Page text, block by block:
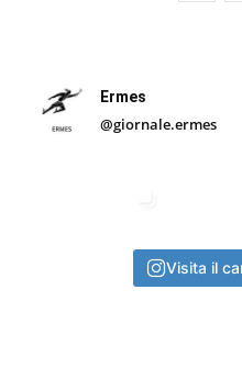
Ermes
@giornale.ermes
Visita il